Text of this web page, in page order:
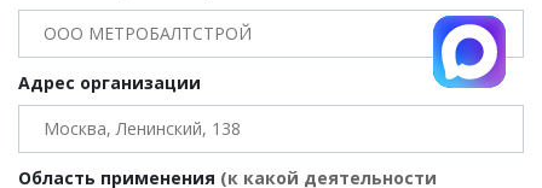
Адрес организации
Область применения (к какой деятельности